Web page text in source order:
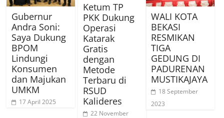
Gubernur
Andra Soni:
Saya Dukung
BPOM
Lindungi
Konsumen
dan Majukan
UMKM
17 April 2025
Ketum TP
PKK Dukung
Operasi
Katarak
Gratis
dengan
Metode
Terbaru di
RSUD
Kalideres
22 November
WALI KOTA
BEKASI
RESMIKAN
TIGA
GEDUNG DI
PADURENAN
MUSTIKAJAYA
18 September
2023